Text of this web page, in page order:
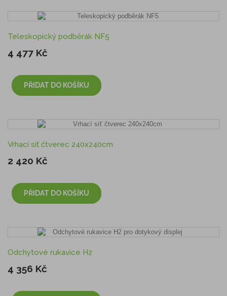
Teleskopický podběrák NF5
4 477 Kč
PŘIDAT DO KOŠÍKU
Vrhací síť čtverec 240x240cm
2 420 Kč
PŘIDAT DO KOŠÍKU
Odchytové rukavice H2
4 356 Kč